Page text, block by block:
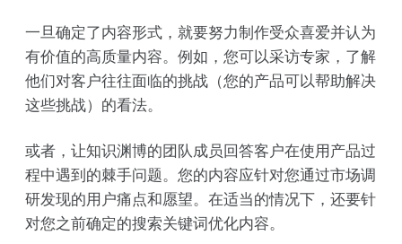
一旦确定了内容形式，就要努力制作受众喜爱并认为
有价值的高质量内容。例如，您可以采访专家，了解
他们对客户往往面临的挑战（您的产品可以帮助解决
这些挑战）的看法。
或者，让知识渊博的团队成员回答客户在使用产品过
程中遇到的棘手问题。您的内容应针对您通过市场调
研发现的用户痛点和愿望。在适当的情况下，还要针
对您之前确定的搜索关键词优化内容。